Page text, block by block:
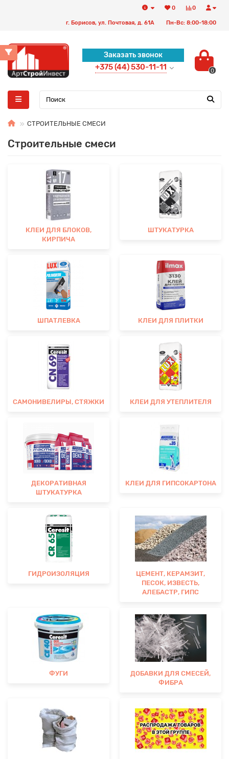
0
0
г. Борисов, ул. Почтовая, д. 61А Пн-Вс: 8:00-18:00
Заказать звонок
+375 (44) 530-11-11 0
СТРОИТЕЛЬНЫЕ СМЕСИ
Строительные смеси
КЛЕИ ДЛЯ БЛОКОВ,
КИРПИЧА
ШТУКАТУРКА
ШПАТЛЕВКА КЛЕИ ДЛЯ ПЛИТКИ
САМОНИВЕЛИРЫ, СТЯЖКИ КЛЕИ ДЛЯ УТЕПЛИТЕЛЯ
ДЕКОРАТИВНАЯ
ШТУКАТУРКА
КЛЕИ ДЛЯ ГИПСОКАРТОНА
ГИДРОИЗОЛЯЦИЯ
ЦЕМЕНТ, КЕРАМЗИТ,
ПЕСОК, ИЗВЕСТЬ,
АЛЕБАСТР, ГИПС
ФУГИ
ДОБАВКИ ДЛЯ СМЕСЕЙ,
ФИБРА